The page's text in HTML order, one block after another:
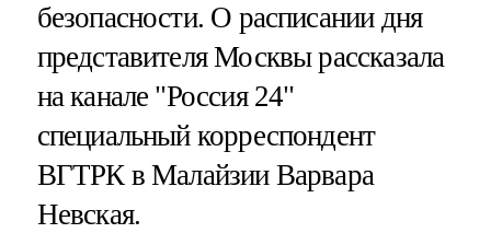
безопасности. О расписании дня
представителя Москвы рассказала
на канале "Россия 24"
специальный корреспондент
ВГТРК в Малайзии Варвара
Невская.